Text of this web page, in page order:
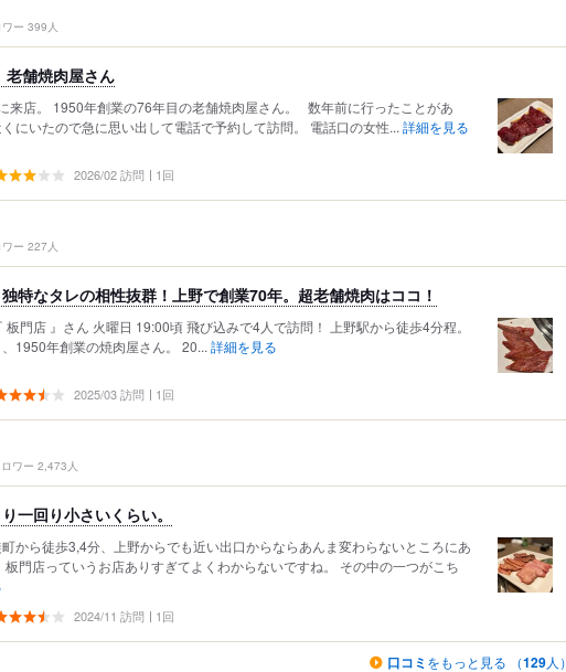
ー 399人
老舗焼肉屋さん
来店。 1950年創業の76年目の老舗焼肉屋さん。 数年前に行ったことがあ
にいたので急に思い出して電話で予約して訪問。 電話口の女性... 詳細を見る
2026/02 訪問 1回
ー 227人
独特なタレの相性抜群！上野で創業70年。超老舗焼肉はココ！
板門店 』さん 火曜日 19:00頃 飛び込みで4人で訪問！ 上野駅から徒歩4分程。
、1950年創業の焼肉屋さん。 20... 詳細を見る
2025/03 訪問 1回
ワー 2,473人
一回り小さいくらい。
から徒歩3,4分、上野からでも近い出口からならあんま変わらないところにあ
板門店っていうお店ありすぎてよくわからないですね。 その中の一つがこち
2024/11 訪問 1回
口コミ をもっと見る （129人）